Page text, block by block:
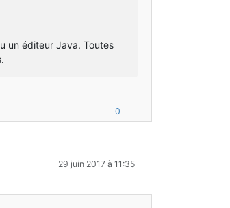
un éditeur Java. Toutes
0
29 juin 2017 à 11:35